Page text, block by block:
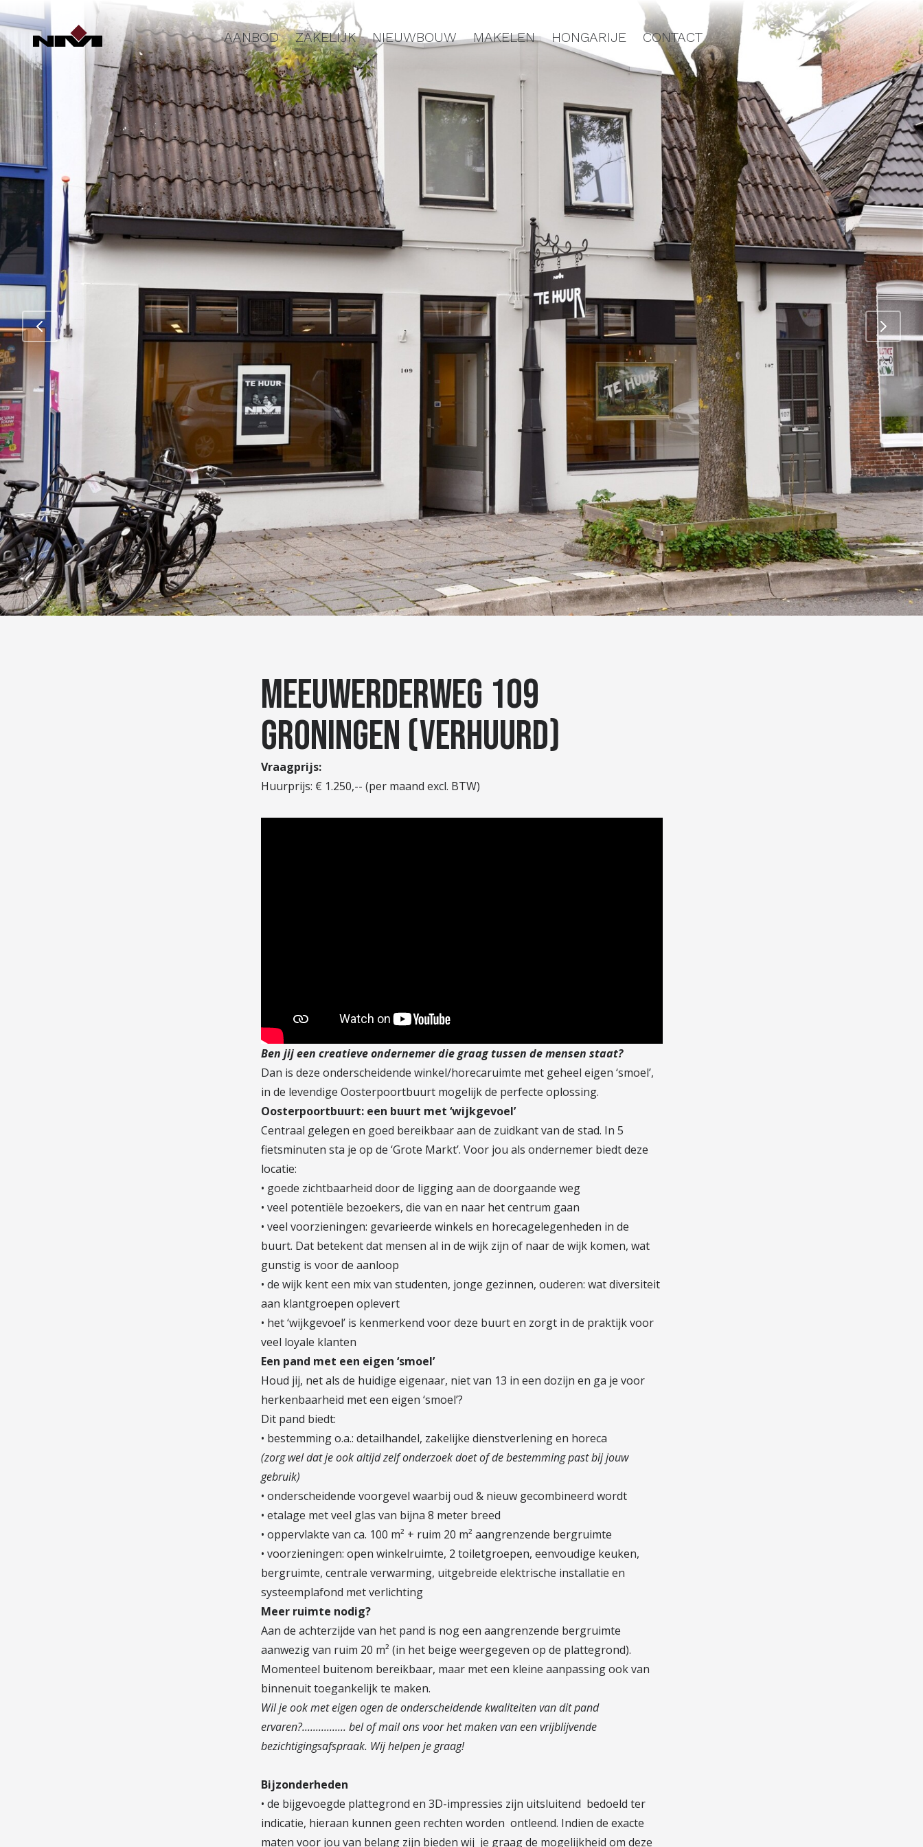
AANBOD ZAKELIJK NIEUWBOUW MAKELEN HONGARIJE CONTACT
MEEUWERDERWEG 109
GRONINGEN (VERHUURD)
Vraagprijs:
Huurprijs: € 1.250,-- (per maand excl. BTW)
Ben jij een creatieve ondernemer die graag tussen de mensen staat?
Dan is deze onderscheidende winkel/horecaruimte met geheel eigen ‘smoel’,
in de levendige Oosterpoortbuurt mogelijk de perfecte oplossing.
Oosterpoortbuurt: een buurt met ‘wijkgevoel’
Centraal gelegen en goed bereikbaar aan de zuidkant van de stad. In 5
fietsminuten sta je op de ‘Grote Markt’. Voor jou als ondernemer biedt deze
locatie:
• goede zichtbaarheid door de ligging aan de doorgaande weg
• veel potentiële bezoekers, die van en naar het centrum gaan
• veel voorzieningen: gevarieerde winkels en horecagelegenheden in de
buurt. Dat betekent dat mensen al in de wijk zijn of naar de wijk komen, wat
gunstig is voor de aanloop
• de wijk kent een mix van studenten, jonge gezinnen, ouderen: wat diversiteit
aan klantgroepen oplevert
• het ‘wijkgevoel’ is kenmerkend voor deze buurt en zorgt in de praktijk voor
veel loyale klanten
Een pand met een eigen ‘smoel’
Houd jij, net als de huidige eigenaar, niet van 13 in een dozijn en ga je voor
herkenbaarheid met een eigen ‘smoel’?
Dit pand biedt:
• bestemming o.a.: detailhandel, zakelijke dienstverlening en horeca
(zorg wel dat je ook altijd zelf onderzoek doet of de bestemming past bij jouw
gebruik)
• onderscheidende voorgevel waarbij oud & nieuw gecombineerd wordt
• etalage met veel glas van bijna 8 meter breed
• oppervlakte van ca. 100 m² + ruim 20 m² aangrenzende bergruimte
• voorzieningen: open winkelruimte, 2 toiletgroepen, eenvoudige keuken,
bergruimte, centrale verwarming, uitgebreide elektrische installatie en
systeemplafond met verlichting
Meer ruimte nodig?
Aan de achterzijde van het pand is nog een aangrenzende bergruimte
aanwezig van ruim 20 m² (in het beige weergegeven op de plattegrond).
Momenteel buitenom bereikbaar, maar met een kleine aanpassing ook van
binnenuit toegankelijk te maken.
Wil je ook met eigen ogen de onderscheidende kwaliteiten van dit pand
ervaren?................ bel of mail ons voor het maken van een vrijblijvende
bezichtigingsafspraak. Wij helpen je graag!
Bijzonderheden
• de bijgevoegde plattegrond en 3D-impressies zijn uitsluitend bedoeld ter
indicatie, hieraan kunnen geen rechten worden ontleend. Indien de exacte
maten voor jou van belang zijn bieden wij je graag de mogelijkheid om deze